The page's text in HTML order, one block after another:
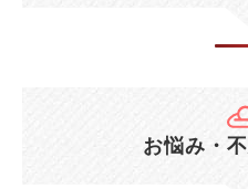
お悩み・